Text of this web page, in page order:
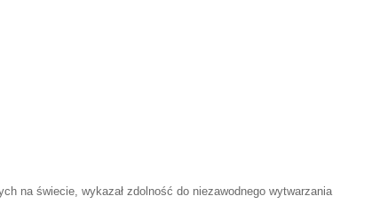
na świecie, wykazał zdolność do niezawodnego wytwarzania